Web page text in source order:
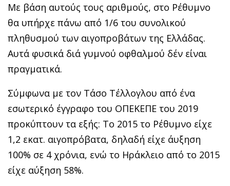
Με βάση αυτούς τους αριθμούς, στο Ρέθυμνο
θα υπήρχε πάνω από 1/6 του συνολικού
πληθυσμού των αιγοπροβάτων της Ελλάδας.
Αυτά φυσικά διά γυμνού οφθαλμού δέν είναι
πραγματικά.
Σύμφωνα με τον Τάσο Τέλλογλου από ένα
εσωτερικό έγγραφο του ΟΠΕΚΕΠΕ του 2019
προκύπτουν τα εξής: Το 2015 το Ρέθυμνο είχε
1,2 εκατ. αιγοπρόβατα, δηλαδή είχε άυξηση
100% σε 4 χρόνια, ενώ το Ηράκλειο από το 2015
είχε αύξηση 58%.